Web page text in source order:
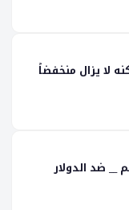
لا يزال منخفضاً
__ ضد الدولار